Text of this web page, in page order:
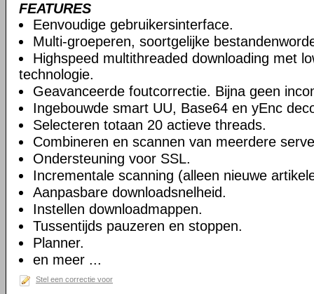
FEATURES
Eenvoudige gebruikersinterface.
Multi-groeperen, soortgelijke
Highspeed multithreaded downloading met
technologie.
Geavanceerde foutcorrectie. Bijna geen
Ingebouwde smart UU, Base64 en yEnc
Selecteren totaan 20 actieve threads.
Combineren en scannen van meerdere
Ondersteuning voor SSL.
Incrementale scanning (alleen nieuwe
Aanpasbare downloadsnelheid.
Instellen downloadmappen.
Tussentijds pauzeren en stoppen.
Planner.
en meer ...
Stel een correctie voor